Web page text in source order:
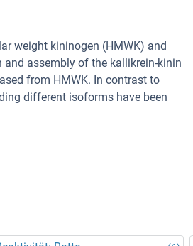
weight kininogen (HMWK) and
assembly of the kallikrein-kinin
from HMWK. In contrast to
different isoforms have been